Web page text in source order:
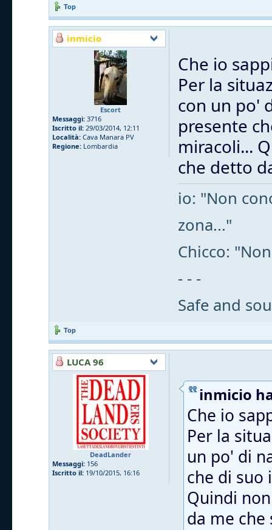
Top
inmicio
Escort
Messaggi: 3716
Iscritto il: 29/03/2014, 12:11
Località: Cava Manara PV
Regione: Lombardia
Che io
Per la
con un po'
presente
miracoli...
che detto
io: "Non
zona..."
Chicco:
- - -
Safe and
Top
LUCA 96
DeadLander
Messaggi: 156
Iscritto il: 19/10/2015, 16:16
inmicio
Che io
Per la
un po' di
che di suo
Quindi
da me